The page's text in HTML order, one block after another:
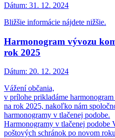
Dátum: 31. 12. 2024
Bližšie informácie nájdete nižšie.
Harmonogram vývozu
rok 2025
Dátum: 20. 12. 2024
Vážení občania,
v prílohe prikladáme
na rok 2025, nakoľko nám
harmonogramy v tlačenej podobe.
Harmonogramy v tlačenej podobe
poštových schránok po novom